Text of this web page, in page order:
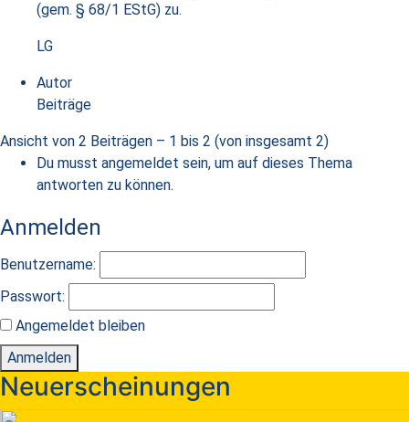
(gem. § 68/1 EStG) zu.
LG
Autor
Beiträge
Ansicht von 2 Beiträgen – 1 bis 2 (von insgesamt 2)
Du musst angemeldet sein, um auf dieses Thema
antworten zu können.
Anmelden
Benutzername:
Passwort:
Angemeldet bleiben
Anmelden
Neuerscheinungen